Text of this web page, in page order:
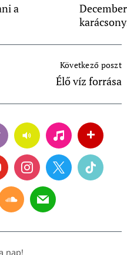
a
Következő poszt
Élő víz forrása
nap!